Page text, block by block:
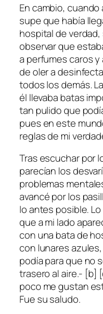
En cambio,
supe que había
hospital de
observar que
a perfumes caros
de oler a
todos los demás.
él llevaba batas
tan pulido que
pues en este
reglas de mi
Tras escuchar por
parecían los
problemas
avancé por los
lo antes posible.
que a mi lado
con una bata de
con lunares
podía para que no
trasero al aire.- [b]
poco me gustan
Fue su saludo.